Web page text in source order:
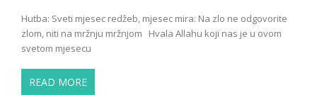
Hutba: Sveti mjesec redžeb, mjesec mira: Na zlo ne odgovorite
zlom, niti na mržnju mržnjom Hvala Allahu koji nas je u ovom
svetom mjesecu
READ MORE